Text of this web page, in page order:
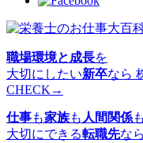
職場環境と成長を
大切にしたい新卒なら
CHECK→
仕事も家族も 人間関係も
大切にできる転職先なら